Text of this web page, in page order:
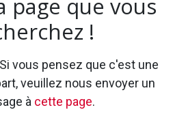
page que vous
!
Si vous pensez que c'est une
veuillez nous envoyer un
à cette page.